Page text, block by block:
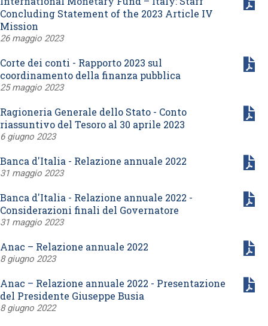
Concluding Statement of the 2023 Article IV
Mission
26 maggio 2023
Corte dei conti - Rapporto 2023 sul
coordinamento della finanza pubblica
25 maggio 2023
Ragioneria Generale dello Stato - Conto
riassuntivo del Tesoro al 30 aprile 2023
6 giugno 2023
Banca d'Italia - Relazione annuale 2022
31 maggio 2023
Banca d'Italia - Relazione annuale 2022 -
Considerazioni finali del Governatore
31 maggio 2023
Anac – Relazione annuale 2022
8 giugno 2023
Anac – Relazione annuale 2022 - Presentazione
del Presidente Giuseppe Busia
8 giugno 2022